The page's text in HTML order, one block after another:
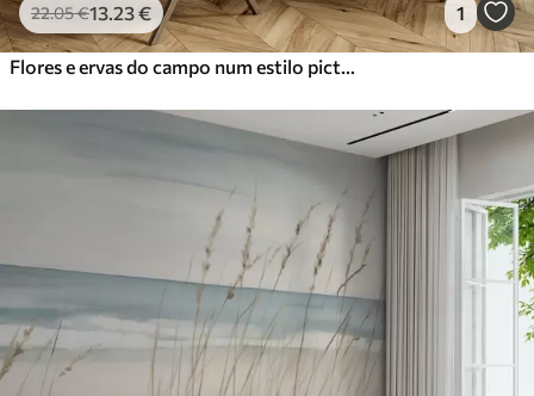
22.05€13 .23€ 1